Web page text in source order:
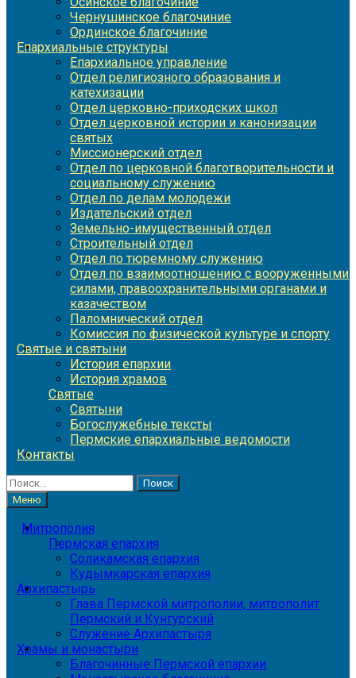
Чернушинское благочиние
Ординское благочиние
Епархиальные структуры
Епархиальное управление
Отдел религиозного образования и
катехизации
Отдел церковно-приходских школ
Отдел церковной истории и канонизации
святых
Миссионерский отдел
Отдел по церковной благотворительности и
социальному служению
Отдел по делам молодежи
Издательский отдел
Земельно-имущественный отдел
Строительный отдел
Отдел по тюремному служению
Отдел по взаимоотношению с вооруженными
силами, правоохранительными органами и
казачеством
Паломнический отдел
Комиссия по физической культуре и спорту
Святые и святыни
История епархии
История храмов
Святые
Святыни
Богослужебные тексты
Пермские епархиальные ведомости
Контакты
Найти:
Меню
Митрополия
Пермская епархия
Соликамская епархия
Кудымкарская епархия
Архипастырь
Глава Пермской митрополии, митрополит
Пермский и Кунгурский
Служение Архипастыря
Храмы и монастыри
Благочинные Пермской епархии